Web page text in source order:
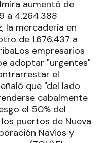
aumentó de
a 4.264.388
la mercadería en
de 1.676.437 a
empresarios
adoptar "urgentes"
el
que "del lado
cabalmente
el 50% del
puertos de Nueva
Navíos y